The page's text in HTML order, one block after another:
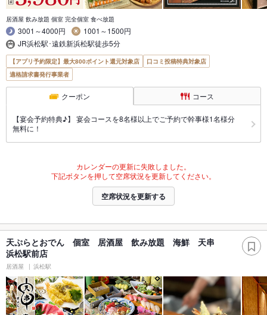
居酒屋 飲み放題 個室 完全個室 食べ放題
3001～4000円
1001～1500円
JR浜松駅･遠鉄新浜松駅徒歩5分
【アプリ予約限定】最大800ポイント還元対象店
口コミ投稿特典対象店
適格請求書発行事業者
クーポン コース
【宴会予約特典♪】 宴会コースを8名様以上でご予約で幹事様1名様分
無料に！
カレンダーの更新に失敗しました。
下記ボタンを押して空席状況を更新してください。
空席状況を更新する
天ぷらとおでん 個室 居酒屋 飲み放題 海鮮 天串
浜松駅前店
居酒屋 浜松駅